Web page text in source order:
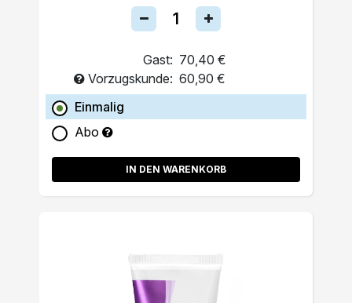
Gast: 70,40 €
Vorzugskunde: 60,90 €
Einmalig
Abo
IN DEN WARENKORB